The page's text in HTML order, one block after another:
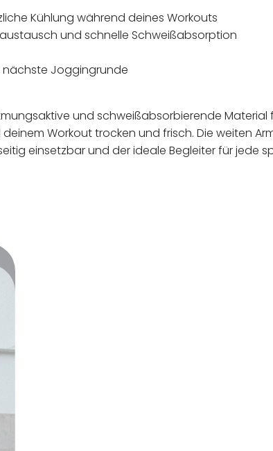
Kühlung während deines Workouts
und schnelle Schweißabsorption
nächste Joggingrunde
und schweißabsorbierende
Workout trocken und frisch. Die weiten
einsetzbar und der ideale Begleiter für jede